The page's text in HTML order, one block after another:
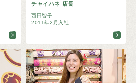
チャイハネ 店長
西田智子
2011年2月入社